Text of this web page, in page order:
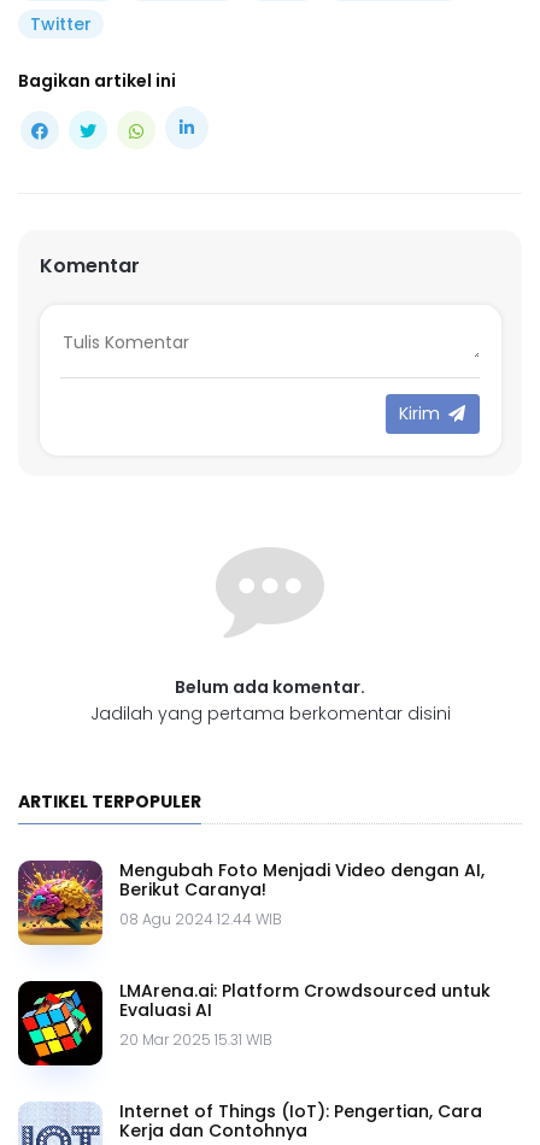
Twitter
Bagikan artikel ini
Komentar
Kirim
Belum ada komentar.
Jadilah yang pertama berkomentar disini
ARTIKEL TERPOPULER
Mengubah Foto Menjadi Video dengan AI,
Berikut Caranya!
08 Agu 2024 12.44 WIB
LMArena.ai: Platform Crowdsourced untuk
Evaluasi AI
20 Mar 2025 15.31 WIB
Internet of Things (IoT): Pengertian, Cara
Kerja dan Contohnya